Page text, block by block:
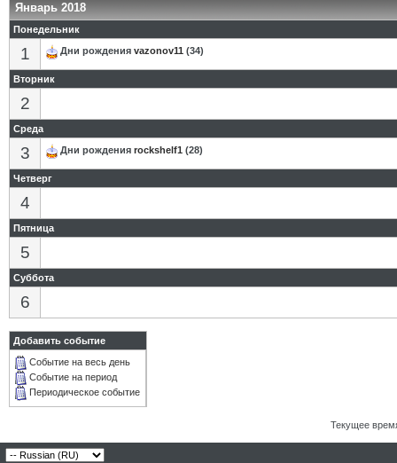
Январь 2018
Понедельник
1 Дни рождения vazonov11 (34)
Вторник
2
Среда
3 Дни рождения rockshelf1 (28)
Четверг
4
Пятница
5
Суббота
6
Добавить событие
Событие на весь день
Событие на период
Периодическое событие
Текущее